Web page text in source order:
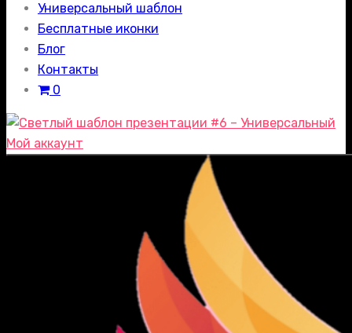
Универсальный шаблон
Бесплатные иконки
Блог
Контакты
0
Мой аккаунт